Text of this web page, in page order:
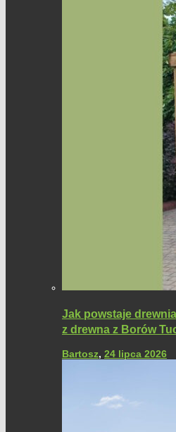
Jak powstaje
z drewna z Borów
Bartosz, 24 lipca 2026